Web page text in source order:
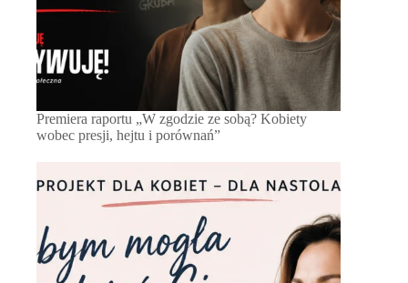
Premiera raportu „W zgodzie ze sobą? Kobiety
wobec presji, hejtu i porównań”